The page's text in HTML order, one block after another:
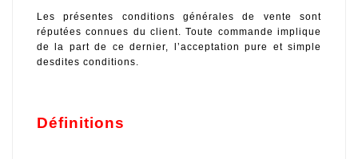
Les présentes conditions générales de vente sont
réputées connues du client. Toute commande implique
de la part de ce dernier, l’acceptation pure et simple
desdites conditions.
Définitions